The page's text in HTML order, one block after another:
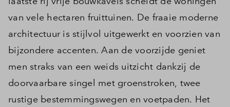
van vele hectaren fruittuinen. De fraaie moderne
architectuur is stijlvol uitgewerkt en voorzien van
bijzondere accenten. Aan de voorzijde geniet
men straks van een weids uitzicht dankzij de
doorvaarbare singel met groenstroken, twee
rustige bestemmingswegen en voetpaden. Het